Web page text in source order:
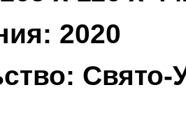
2020
Свято-